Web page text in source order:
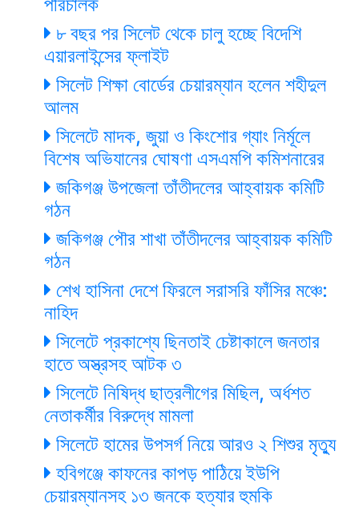
৮ বছর পর সিলেট থেকে চালু হচ্ছে বিদেশি
এয়ারলাইন্সের ফ্লাইট
সিলেট শিক্ষা বোর্ডের চেয়ারম্যান হলেন শহীদুল
আলম
সিলেটে মাদক, জুয়া ও কিংশোর গ্যাং নির্মূলে
বিশেষ অভিযানের ঘোষণা এসএমপি কমিশনারের
জকিগঞ্জ উপজেলা তাঁতীদলের আহ্বায়ক কমিটি
গঠন
জকিগঞ্জ পৌর শাখা তাঁতীদলের আহ্বায়ক কমিটি
গঠন
শেখ হাসিনা দেশে ফিরলে সরাসরি ফাঁসির মঞ্চে:
নাহিদ
সিলেটে প্রকাশ্যে ছিনতাই চেষ্টাকালে জনতার
হাতে অস্ত্রসহ আটক ৩
সিলেটে নিষিদ্ধ ছাত্রলীগের মিছিল, অর্ধশত
নেতাকর্মীর বিরুদ্ধে মামলা
সিলেটে হামের উপসর্গ নিয়ে আরও ২ শিশুর মৃত্যু
হবিগঞ্জে কাফনের কাপড় পাঠিয়ে ইউপি
চেয়ারম্যানসহ ১৩ জনকে হত্যার হুমকি